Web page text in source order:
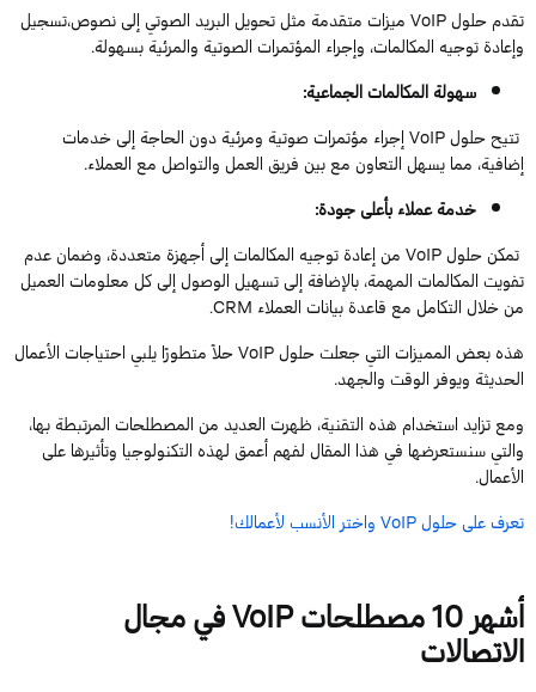
تقدمحلولVoIPميزات متقدمة مثل تحويل البريد الصوتي إلىنصوص،تسجيل
وإعادةتوجيه المكالمات، وإجراء المؤتمرات الصوتية والمرئية بسهولة.
سهولةالمكالمات الجماعية:
تتيححلولVoIPإجراء مؤتمرات صوتية ومرئية دون الحاجة إلى خدمات
إضافية، مما يسهل التعاون معبين فريق العملوالتواصل معالعملاء.
خدمة عملاء بأعلى جودة:
تمكنحلولVoIPمن إعادة توجيه المكالمات إلى أجهزة متعددة، وضمان عدم
تفويت المكالمات المهمة، بالإضافة إلى تسهيلالوصول إلى كل معلومات العميل
من خلال التكامل مع قاعدة بيانات العملاءCRM
.
هذهبعض المميزات التيجعلت حلولVoIPحلاً متطورًا يلبي احتياجات الأعمال
الحديثة ويوفر الوقت والجهد.
ومع تزايد استخدام هذه التقنية، ظهرت العديد من المصطلحات المرتبطة بها،
والتي سنستعرضها في هذا المقال لفهم أعمق لهذه التكنولوجيا وتأثيرها على
الأعمال.
تعرفعلىحلول واخترالأنسبلأعمالك!
أشهر10مصطلحاتVoIPفي مجال
الاتصالات